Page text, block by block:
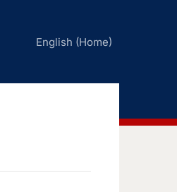
English (Home)